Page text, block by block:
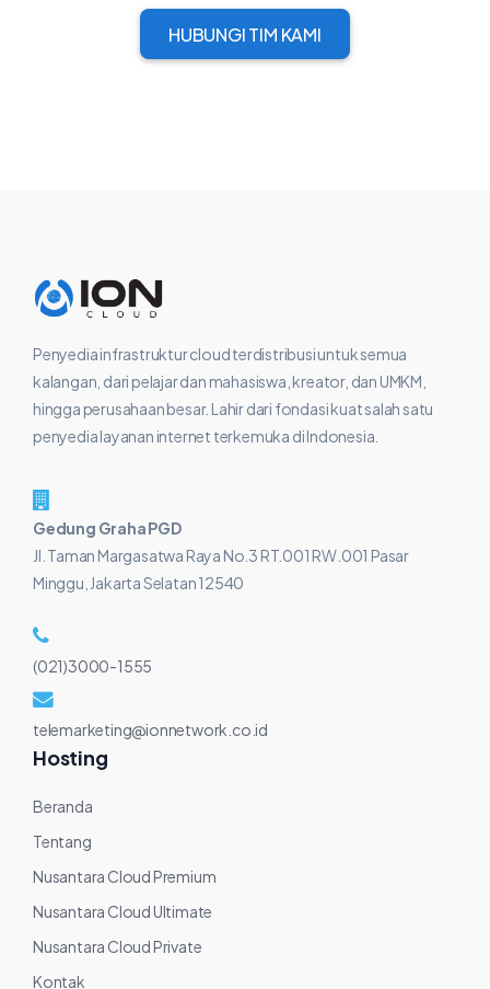
HUBUNGI TIM KAMI
Penyedia infrastruktur cloud terdistribusi untuk semua
kalangan, dari pelajar dan mahasiswa, kreator, dan UMKM,
hingga perusahaan besar. Lahir dari fondasi kuat salah satu
penyedia layanan internet terkemuka di Indonesia.
Gedung Graha PGD
Jl. Taman Margasatwa Raya No.3 RT.001 RW.001 Pasar
Minggu, Jakarta Selatan 12540
(021)3000-1555
telemarketing@ionnetwork.co.id
Hosting
Beranda
Tentang
Nusantara Cloud Premium
Nusantara Cloud Ultimate
Nusantara Cloud Private
Kontak